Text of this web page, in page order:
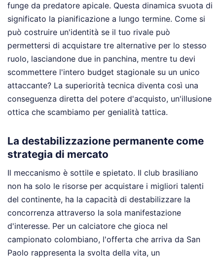
funge da predatore apicale. Questa dinamica svuota di
significato la pianificazione a lungo termine. Come si
può costruire un'identità se il tuo rivale può
permettersi di acquistare tre alternative per lo stesso
ruolo, lasciandone due in panchina, mentre tu devi
scommettere l'intero budget stagionale su un unico
attaccante? La superiorità tecnica diventa così una
conseguenza diretta del potere d'acquisto, un'illusione
ottica che scambiamo per genialità tattica.
La destabilizzazione permanente come
strategia di mercato
Il meccanismo è sottile e spietato. Il club brasiliano
non ha solo le risorse per acquistare i migliori talenti
del continente, ha la capacità di destabilizzare la
concorrenza attraverso la sola manifestazione
d'interesse. Per un calciatore che gioca nel
campionato colombiano, l'offerta che arriva da San
Paolo rappresenta la svolta della vita, un